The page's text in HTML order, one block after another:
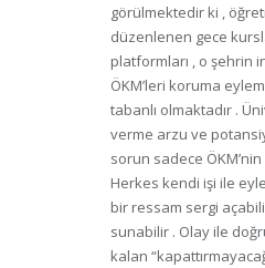
görülmektedir ki ,
düzenlenen gece
platformları , o şehrin
ÖKM’leri koruma
tabanlı olmaktadır .
verme arzu ve
sorun sadece
Herkes kendi işi ile
bir ressam sergi
sunabilir . Olay ile
kalan